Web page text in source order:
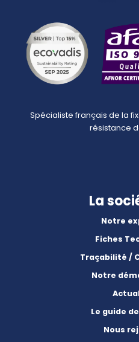
Spécialiste français de la
résistance
La
Notre
Fiches
Traçabilité /
Notre
Le guide
Nous